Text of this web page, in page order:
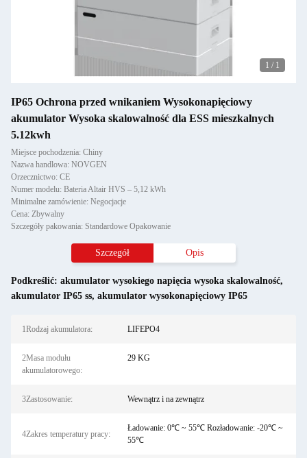
1 / 1
IP65 Ochrona przed wnikaniem Wysokonapięciowy
akumulator Wysoka skalowalność dla ESS mieszkalnych
5.12kwh
Miejsce pochodzenia: Chiny
Nazwa handlowa: NOVGEN
Orzecznictwo: CE
Numer modelu: Bateria Altair HVS – 5,12 kWh
Minimalne zamówienie: Negocjacje
Cena: Zbywalny
Szczegóły pakowania: Standardowe Opakowanie
Szczegół Opis
Podkreślić: akumulator wysokiego napięcia wysoka skalowalność,
akumulator IP65 ss, akumulator wysokonapięciowy IP65
1Rodzaj akumulatora: LIFEPO4
2Masa modułu
akumulatorowego:
29 KG
3Zastosowanie: Wewnątrz i na zewnątrz
4Zakres temperatury pracy:
Ładowanie: 0℃ ~ 55℃ Rozładowanie: -20℃ ~
55℃